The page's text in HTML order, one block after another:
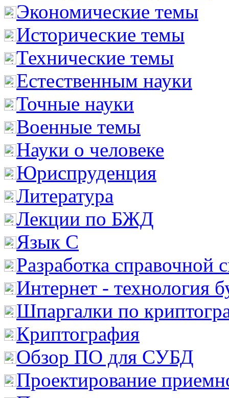
Экономические темы
Исторические темы
Технические темы
Естественным науки
Точные науки
Военные темы
Науки о человеке
Юриспруденция
Литература
Лекции по БЖД
Язык С
Разработка справочной
Интернет - технология
Шпаргалки по
Криптография
Обзор ПО для СУБД
Проектирование